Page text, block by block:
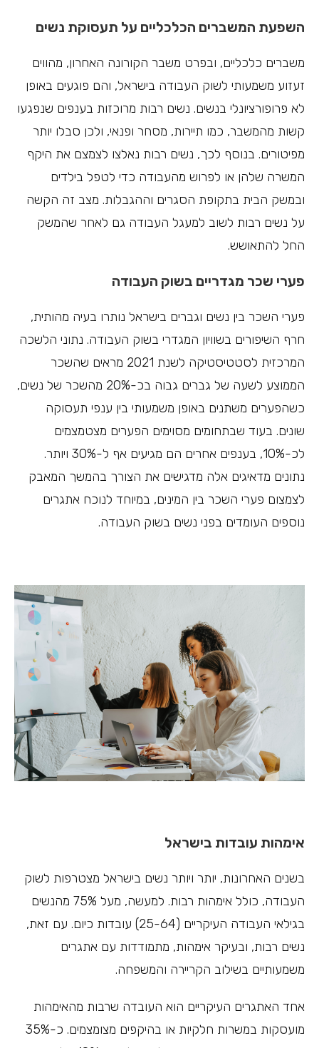
השפעת המשברים הכלכליים על תעסוקת נשים
משברים כלכליים, ובפרט משבר הקורונה האחרון, מהווים
זעזוע משמעותי לשוק העבודה בישראל, והם פוגעים באופן
לא פרופורציונלי בנשים. נשים רבות מרוכזות בענפים שנפגעו
קשות מהמשבר, כמו תיירות, מסחר ופנאי, ולכן סבלו יותר
מפיטורים. בנוסף לכך, נשים רבות נאלצו לצמצם את היקף
המשרה שלהן או לפרוש מהעבודה כדי לטפל בילדים
ובמשק הבית בתקופת הסגרים וההגבלות. מצב זה הקשה
על נשים רבות לשוב למעגל העבודה גם לאחר שהמשק
החל להתאושש.
פערי שכר מגדריים בשוק העבודה
פערי השכר בין נשים וגברים בישראל נותרו בעיה מהותית,
חרף השיפורים בשוויון המגדרי בשוק העבודה. נתוני הלשכה
המרכזית לסטטיסטיקה לשנת 2021 מראים שהשכר
הממוצע לשעה של גברים גבוה בכ-20% מהשכר של נשים,
כשהפערים משתנים באופן משמעותי בין ענפי תעסוקה
שונים. בעוד שבתחומים מסוימים הפערים מצטמצמים
לכ-10%, בענפים אחרים הם מגיעים אף ל-30% ויותר.
נתונים מדאיגים אלה מדגישים את הצורך בהמשך המאבק
לצמצום פערי השכר בין המינים, במיוחד לנוכח אתגרים
נוספים העומדים בפני נשים בשוק העבודה.
אימהות עובדות בישראל
בשנים האחרונות, יותר ויותר נשים בישראל מצטרפות לשוק
העבודה, כולל אימהות רבות. למעשה, מעל 75% מהנשים
בגילאי העבודה העיקריים (25-64) עובדות כיום. עם זאת,
נשים רבות, ובעיקר אימהות, מתמודדות עם אתגרים
משמעותיים בשילוב הקריירה והמשפחה.
אחד האתגרים העיקריים הוא העובדה שרבות מהאימהות
מועסקות במשרות חלקיות או בהיקפים מצומצמים. כ-35%